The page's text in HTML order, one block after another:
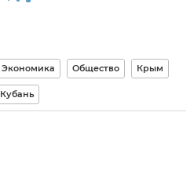
Экономика Общество Крым
Кубань